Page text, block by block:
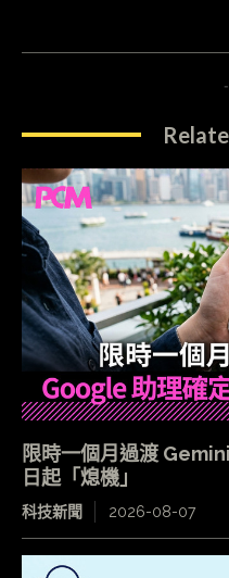
限時一個月過渡
日起「熄機」
科技新聞 2026-08-07